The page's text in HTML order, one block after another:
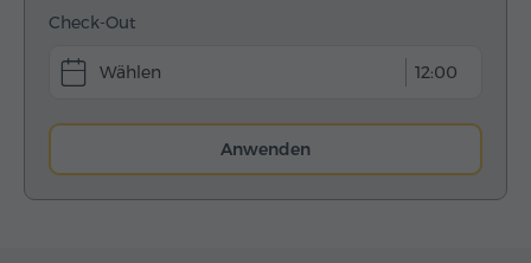
Check-Out
12:00
Anwenden